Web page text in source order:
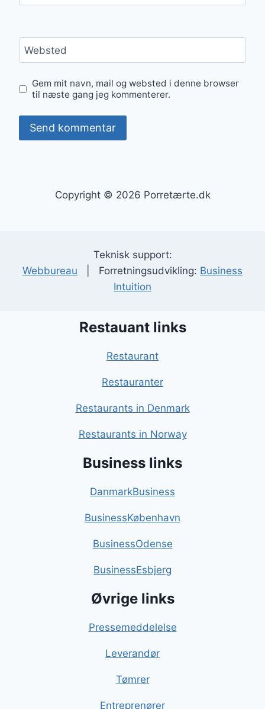
Websted
Gem mit navn, mail og websted i denne browser
til næste gang jeg kommenterer.
Copyright © 2026 Porretærte.dk
Teknisk support:
Webbureau | Forretningsudvikling: Business
Intuition
Restauant links
Restaurant
Restauranter
Restaurants in Denmark
Restaurants in Norway
Business links
DanmarkBusiness
BusinessKøbenhavn
BusinessOdense
BusinessEsbjerg
Øvrige links
Pressemeddelelse
Leverandør
Tømrer
Entreprenører